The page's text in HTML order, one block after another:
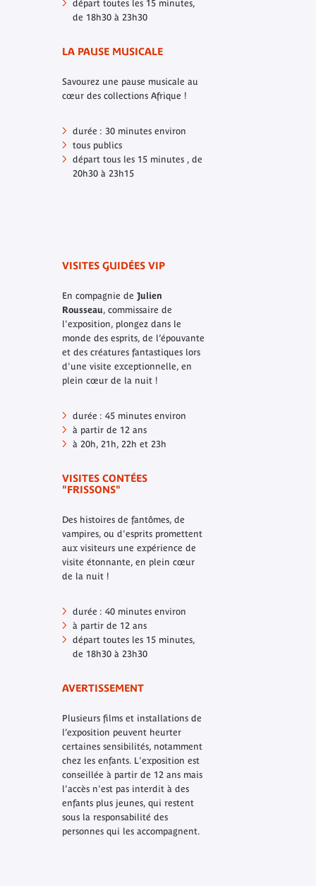
départ toutes les 15 minutes,
de 18h30 à 23h30
LA PAUSE MUSICALE
Savourez une pause musicale au
cœur des collections Afrique !
durée : 30 minutes environ
tous publics
départ tous les 15 minutes , de
20h30 à 23h15
VISITES GUIDÉES VIP
En compagnie de Julien
Rousseau, commissaire de
l'exposition, plongez dans le
monde des esprits, de l’épouvante
et des créatures fantastiques lors
d'une visite exceptionnelle, en
plein cœur de la nuit !
durée : 45 minutes environ
à partir de 12 ans
à 20h, 21h, 22h et 23h
VISITES CONTÉES
"FRISSONS"
Des histoires de fantômes, de
vampires, ou d'esprits promettent
aux visiteurs une expérience de
visite étonnante, en plein cœur
de la nuit !
durée : 40 minutes environ
à partir de 12 ans
départ toutes les 15 minutes,
de 18h30 à 23h30
AVERTISSEMENT
Plusieurs films et installations de
l’exposition peuvent heurter
certaines sensibilités, notamment
chez les enfants. L'exposition est
conseillée à partir de 12 ans mais
l'accès n'est pas interdit à des
enfants plus jeunes, qui restent
sous la responsabilité des
personnes qui les accompagnent.